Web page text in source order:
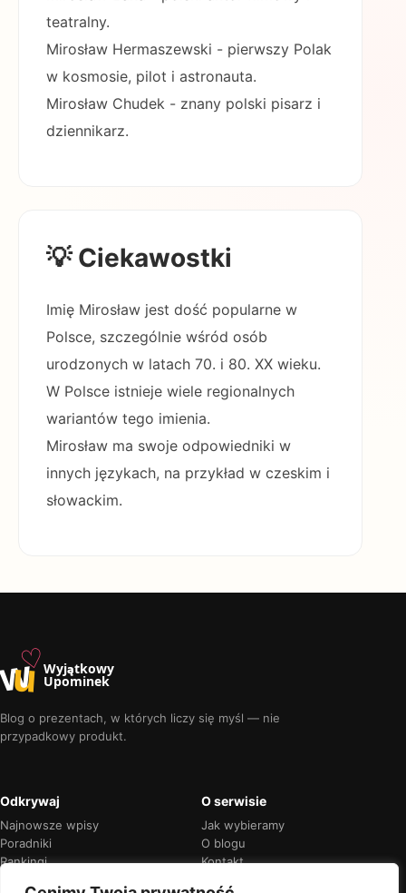
teatralny.
Mirosław Hermaszewski - pierwszy Polak
w kosmosie, pilot i astronauta.
Mirosław Chudek - znany polski pisarz i
dziennikarz.
💡 Ciekawostki
Imię Mirosław jest dość popularne w
Polsce, szczególnie wśród osób
urodzonych w latach 70. i 80. XX wieku.
W Polsce istnieje wiele regionalnych
wariantów tego imienia.
Mirosław ma swoje odpowiedniki w
innych językach, na przykład w czeskim i
słowackim.
u♡Wyjątkowy
Upominek
Blog o prezentach, w których liczy się myśl — nie
przypadkowy produkt.
Odkrywaj
Najnowsze wpisy
Poradniki
Rankingi
O serwisie
Jak wybieramy
O blogu
Kontakt